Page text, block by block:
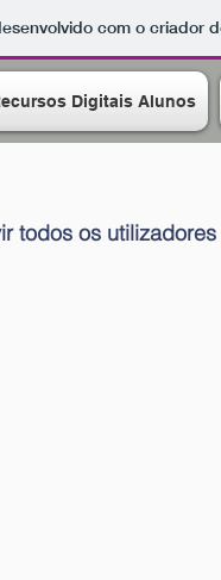
com o criador
Digitais Alunos
todos os